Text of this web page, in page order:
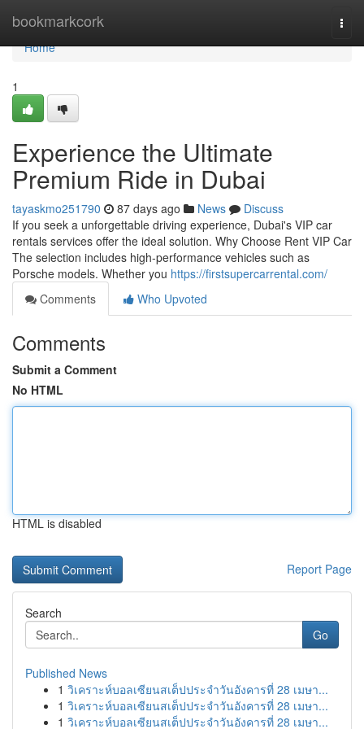
bookmarkcork
Home
Home
1
Experience the Ultimate
Premium Ride in Dubai
tayaskmo251790 87 days ago News
Discuss
If you seek a unforgettable driving experience, Dubai's VIP car
rentals services offer the ideal solution. Why Choose Rent VIP Car
The selection includes high‑performance vehicles such as
Porsche models. Whether you https://firstsupercarrental.com/
Comments
Who Upvoted
Comments
Submit a Comment
No HTML
HTML is disabled
Report Page
Search
Go
Published News
1 วิเคราะห์บอลเซียนสเต็ปประจำวันอังคารที่ 28 เมษา...
1 วิเคราะห์บอลเซียนสเต็ปประจำวันอังคารที่ 28 เมษา...
1 วิเคราะห์บอลเซียนสเต็ปประจำวันอังคารที่ 28 เมษา...